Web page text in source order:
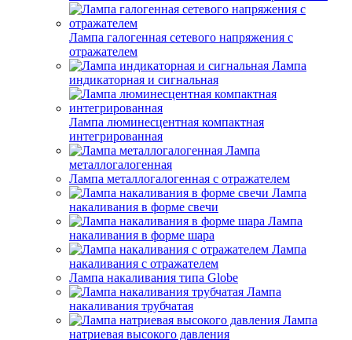
Лампа галогенная сетевого напряжения с
отражателем
Лампа
индикаторная и сигнальная
Лампа люминесцентная компактная
интегрированная
Лампа
металлогалогенная
Лампа металлогалогенная с отражателем
Лампа
накаливания в форме свечи
Лампа
накаливания в форме шара
Лампа
накаливания с отражателем
Лампа накаливания типа Globe
Лампа
накаливания трубчатая
Лампа
натриевая высокого давления